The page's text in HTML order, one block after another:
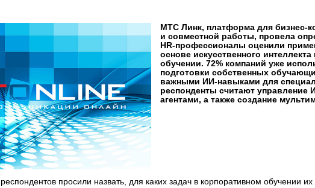
МТС Линк, платформа для бизнес-
и совместной работы, провела
HR-профессионалы оценили
основе искусственного
обучении. 72% компаний уже
подготовки собственных
важными ИИ-навыками для
респонденты считают управление
агентами, а также создание
просили назвать, для каких задач в корпоративном обучении